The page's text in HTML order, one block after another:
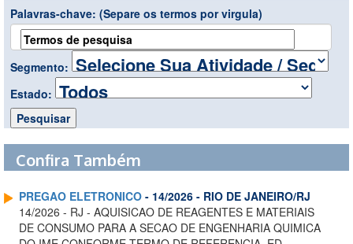
Palavras-chave: (Separe os termos por virgula)
Segmento:
Estado:
Confira Também
PREGAO ELETRONICO - 14/2026 - RIO DE JANEIRO/RJ
14/2026 - RJ - AQUISICAO DE REAGENTES E MATERIAIS
DE CONSUMO PARA A SECAO DE ENGENHARIA QUIMICA